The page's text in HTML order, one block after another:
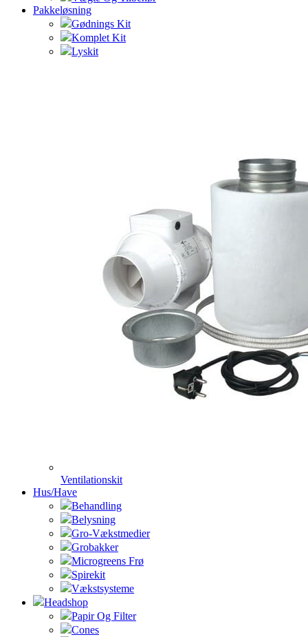
Pakkeløsning
Gødnings Kit
Komplet Kit
Lyskit
Ventilationskit
Hus/Have
Behandling
Belysning
Gro-Vækstmedier
Grobakker
Microgreens Frø
Spirekit
Vækstsysteme
Headshop
Papir Og Filter
Cones